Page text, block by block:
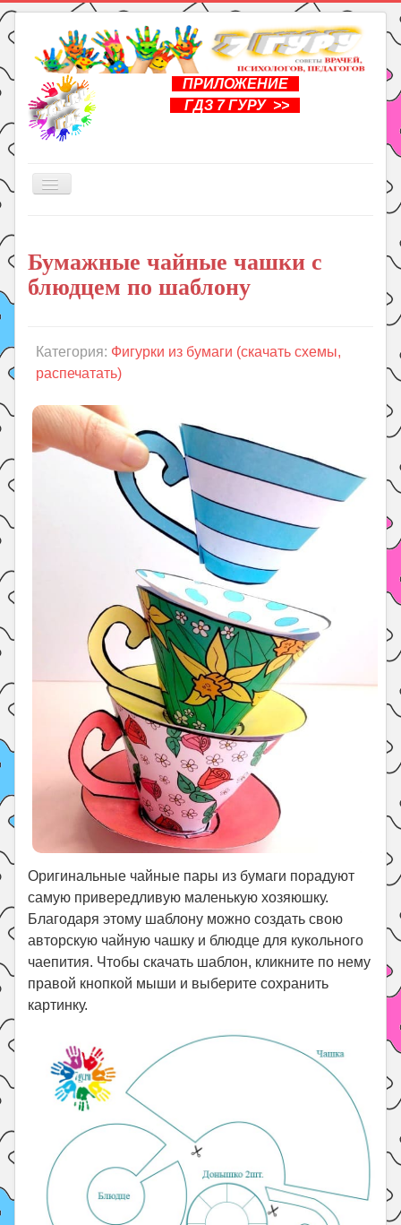
ПРИЛОЖЕНИЕ
ГДЗ 7 ГУРУ >>
Включить/
Книги
Рукоделие
Уроки
ГДЗ
Праздники
Психология
Бумажные чайные чашки с
блюдцем по шаблону
Категория: Фигурки из бумаги (скачать схемы,
распечатать)
Оригинальные чайные пары из бумаги порадуют
самую привередливую маленькую хозяюшку.
Благодаря этому шаблону можно создать свою
авторскую чайную чашку и блюдце для кукольного
чаепития. Чтобы скачать шаблон, кликните по нему
правой кнопкой мыши и выберите сохранить
картинку.